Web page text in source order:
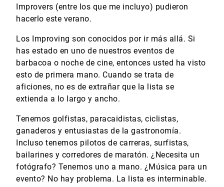
Improvers (entre los que me incluyo) pudieron
hacerlo este verano.
Los Improving son conocidos por ir más allá. Si
has estado en uno de nuestros eventos de
barbacoa o noche de cine, entonces usted ha visto
esto de primera mano. Cuando se trata de
aficiones, no es de extrañar que la lista se
extienda a lo largo y ancho.
Tenemos golfistas, paracaidistas, ciclistas,
ganaderos y entusiastas de la gastronomía.
Incluso tenemos pilotos de carreras, surfistas,
bailarines y corredores de maratón. ¿Necesita un
fotógrafo? Tenemos uno a mano. ¿Música para un
evento? No hay problema. La lista es interminable.